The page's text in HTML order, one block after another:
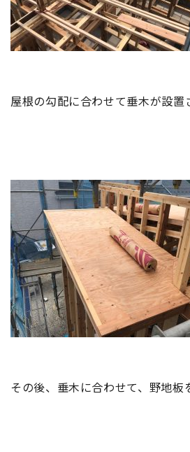
屋根の勾配に合わせて垂木が設置
その後、垂木に合わせて、野地板